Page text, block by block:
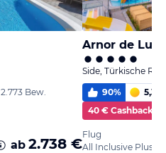
2.773 Bew.
ab 2.738 €
Arnor de
Side, Türkische
90% 5,3
40 € Cashback
Flug
All Inclusive Plus